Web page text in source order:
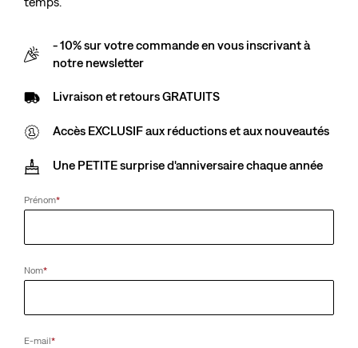
- 10% sur votre commande en vous inscrivant à
notre newsletter
Livraison et retours GRATUITS
Accès EXCLUSIF aux réductions et aux nouveautés
Une PETITE surprise d'anniversaire chaque année
Prénom*
Nom*
E-mail*